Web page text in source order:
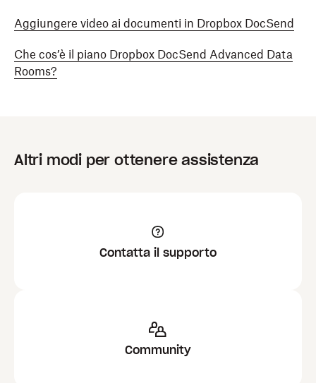
Aggiungere video ai documenti in Dropbox DocSend
Che cos’è il piano Dropbox DocSend Advanced Data
Rooms?
Altri modi per ottenere assistenza
Contatta il supporto
Community